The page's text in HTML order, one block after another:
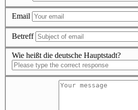
Email
Betreff
Wie heißt die deutsche Hauptstadt?